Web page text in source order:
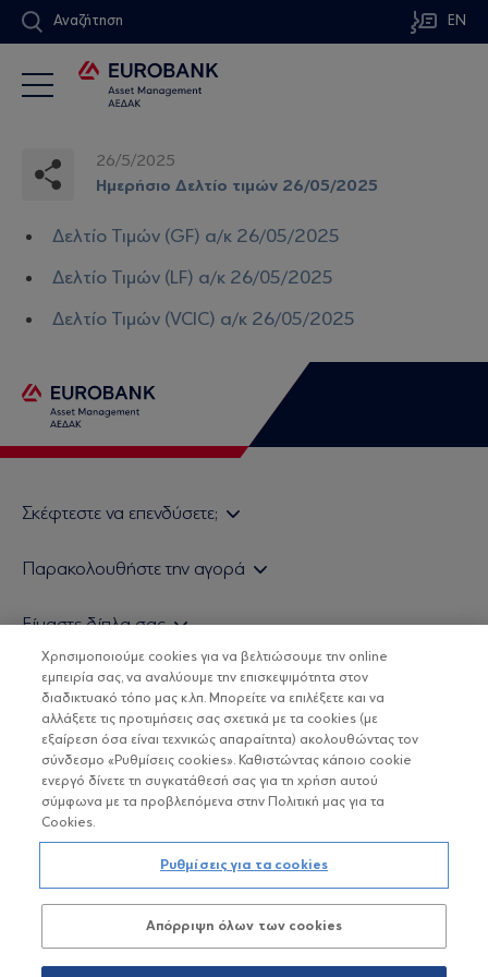
Αναζήτηση EN
26/5/2025
Ημερήσιο Δελτίο τιμών 26/05/2025
Δελτίο Τιμών (GF) α/κ 26/05/2025
Δελτίο Τιμών (LF) α/κ 26/05/2025
Δελτίο Τιμών (VCIC) α/κ 26/05/2025
Σκέφτεστε να επενδύσετε;
Τιμολογιακή Πολιτική
Δείτε τις πολιτικές μας
Βασικές Γνώσεις
Παρακολουθήστε την αγορά
Τα νέα μας
Χρήσιμοι σύνδεσμοι
Είμαστε δίπλα σας
H Eurobank Asset Management ΑΕΔΑΚ
Επενδυτική φιλοσοφία ESG
Πιστοποιημένα στελέχη και συνεργάτες
Αποστολή Βιογραφικών
ΟΙ ΟΣΕΚΑ ΔΕΝ ΕΧΟΥΝ ΕΓΓΥΗΜΕΝΗ ΑΠΟΔΟΣΗ ΚΑΙ ΟΙ
ΠΡΟΗΓΟΥΜΕΝΕΣ ΑΠΟΔΟΣΕΙΣ ΔΕΝ ΔΙΑΣΦΑΛΙΖΟΥΝ ΤΙΣ
ΜΕΛΛΟΝΤΙΚΕΣ
Copyright © Eurobank ΑΕΔΑΚ
Προστασία Προσωπικών Δεδομένων
Όροι χρήσης
Χρησιμοποιούμε cookies για να βελτιώσουμε την online
εμπειρία σας, να αναλύουμε την επισκεψιμότητα στον
διαδικτυακό τόπο μας κ.λπ. Μπορείτε να επιλέξετε και να
αλλάξετε τις προτιμήσεις σας σχετικά με τα cookies (με
εξαίρεση όσα είναι τεχνικώς απαραίτητα) ακολουθώντας τον
σύνδεσμο «Ρυθμίσεις cookies». Καθιστώντας κάποιο cookie
ενεργό δίνετε τη συγκατάθεσή σας για τη χρήση αυτού
σύμφωνα με τα προβλεπόμενα στην Πολιτική μας για τα
Cookies.
Ρυθμίσεις για τα cookies
Απόρριψη όλων των cookies